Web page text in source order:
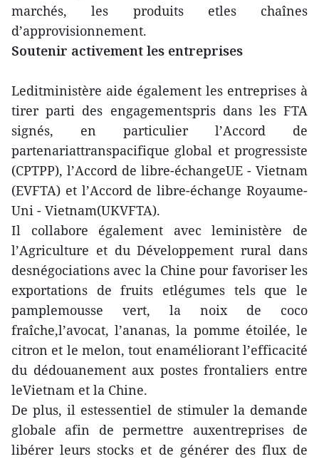
marchés, les produits etles chaînes
d’approvisionnement.
Soutenir activement les entreprises
Leditministère aide également les entreprises à
tirer parti des engagementspris dans les FTA
signés, en particulier l’Accord de
partenariattranspacifique global et progressiste
(CPTPP), l’Accord de libre-échangeUE - Vietnam
(EVFTA) et l’Accord de libre-échange Royaume-
Uni - Vietnam(UKVFTA).
Il collabore également avec leministère de
l’Agriculture et du Développement rural dans
desnégociations avec la Chine pour favoriser les
exportations de fruits etlégumes tels que le
pamplemousse vert, la noix de coco
fraîche,l’avocat, l’ananas, la pomme étoilée, le
citron et le melon, tout enaméliorant l’efficacité
du dédouanement aux postes frontaliers entre
leVietnam et la Chine.
De plus, il estessentiel de stimuler la demande
globale afin de permettre auxentreprises de
libérer leurs stocks et de générer des flux de